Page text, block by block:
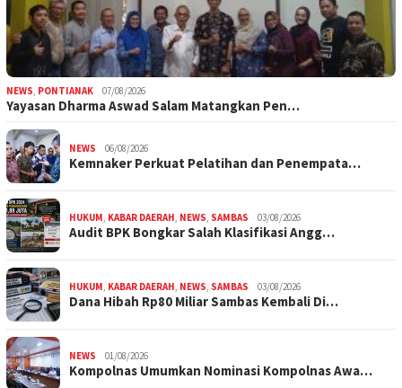
NEWS, PONTIANAK 07/08/2026
Yayasan Dharma Aswad Salam Matangkan Pen…
NEWS 06/08/2026
Kemnaker Perkuat Pelatihan dan Penempata…
HUKUM, KABAR DAERAH, NEWS, SAMBAS 03/08/2026
Audit BPK Bongkar Salah Klasifikasi Angg…
HUKUM, KABAR DAERAH, NEWS, SAMBAS 03/08/2026
Dana Hibah Rp80 Miliar Sambas Kembali Di…
NEWS 01/08/2026
Kompolnas Umumkan Nominasi Kompolnas Awa…